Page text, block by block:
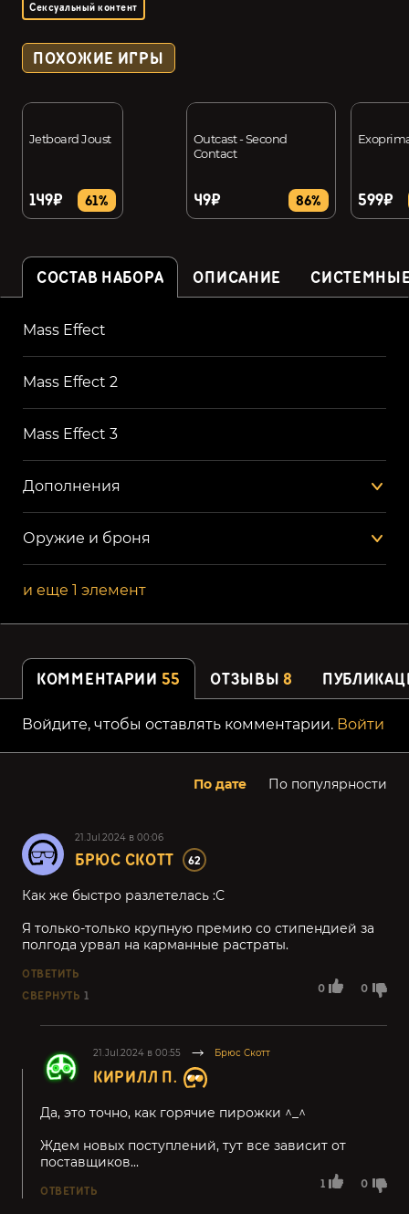
Сексуальный контент
ПОХОЖИЕ ИГРЫ
Jetboard Joust
149₽ 61%
Outcast - Second
Contact
49₽ 86% 599₽
СОСТАВ НАБОРА ОПИСАНИЕ
Mass Effect
Mass Effect 2
Mass Effect 3
Дополнения
Оружие и броня
и еще 1 элемент
КОММЕНТАРИИ 55 ОТЗЫВЫ8
Войдите, чтобы оставлять комментарии. Войти
По дате По популярности
21.Jul.2024 в 00:06
БРЮС СКОТТ 62
0 0
Как же быстро разлетелась :С
Я только-только крупную премию со стипендией за
полгода урвал на карманные растраты.
ОТВЕТИТЬ
СВЕРНУТЬ 1
21.Jul.2024 в 00:55 Брюс Скотт
КИРИЛЛ П.
1 0
Да, это точно, как горячие пирожки ^_^
Ждем новых поступлений, тут все зависит от
поставщиков...
ОТВЕТИТЬ